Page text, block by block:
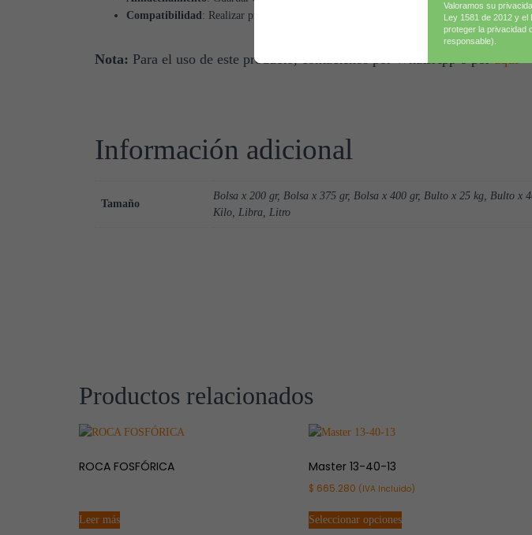
Compatibilidad: Realizar pruebas previas al mezclar con otros productos agroquímicos.
Nota: Para el uso de este producto, contáctenos por WhatsApp o poraquí
Información adicional
Tamaño
Bolsa x 200 gr, Bolsa x 375 gr, Bolsa x 400 gr, Bulto x 25 kg, Bulto
Kilo, Libra, Litro
Productos relacionados
ROCA FOSFÓRICA
Leer más
Master 13-40-13
$ 665.280 (IVA Incluido)
Seleccionar opciones
Valoramos su
Ley 1581 de 2012 y
proteger la privacidad
responsable).